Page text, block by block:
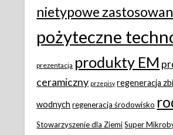
nietypowe
pożyteczne
prezentacja produkty EM
ceramiczny przepisy regeneracja
wodnych regeneracja środowisko
Stowarzyszenie dla Ziemi Super